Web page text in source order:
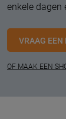
enkele dagen
VRAAG EEN
OF MAAK EEN